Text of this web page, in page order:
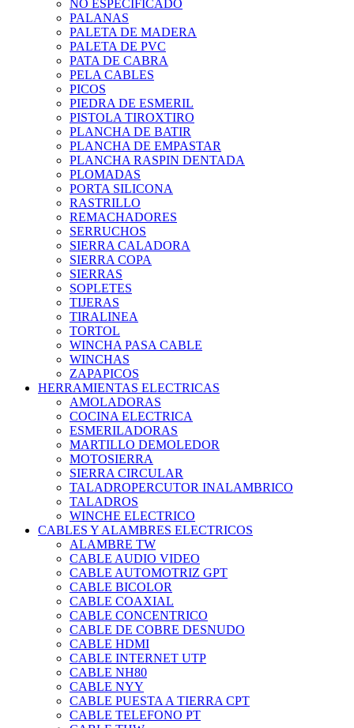
NO ESPECIFICADO
PALANAS
PALETA DE MADERA
PALETA DE PVC
PATA DE CABRA
PELA CABLES
PICOS
PIEDRA DE ESMERIL
PISTOLA TIROXTIRO
PLANCHA DE BATIR
PLANCHA DE EMPASTAR
PLANCHA RASPIN DENTADA
PLOMADAS
PORTA SILICONA
RASTRILLO
REMACHADORES
SERRUCHOS
SIERRA CALADORA
SIERRA COPA
SIERRAS
SOPLETES
TIJERAS
TIRALINEA
TORTOL
WINCHA PASA CABLE
WINCHAS
ZAPAPICOS
HERRAMIENTAS ELECTRICAS
AMOLADORAS
COCINA ELECTRICA
ESMERILADORAS
MARTILLO DEMOLEDOR
MOTOSIERRA
SIERRA CIRCULAR
TALADROPERCUTOR INALAMBRICO
TALADROS
WINCHE ELECTRICO
CABLES Y ALAMBRES ELECTRICOS
ALAMBRE TW
CABLE AUDIO VIDEO
CABLE AUTOMOTRIZ GPT
CABLE BICOLOR
CABLE COAXIAL
CABLE CONCENTRICO
CABLE DE COBRE DESNUDO
CABLE HDMI
CABLE INTERNET UTP
CABLE NH80
CABLE NYY
CABLE PUESTA A TIERRA CPT
CABLE TELEFONO PT